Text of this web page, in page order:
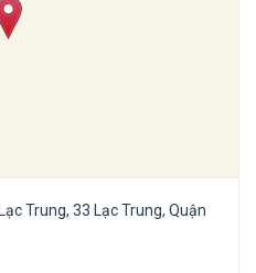
Trung, 33 Lạc Trung, Quận